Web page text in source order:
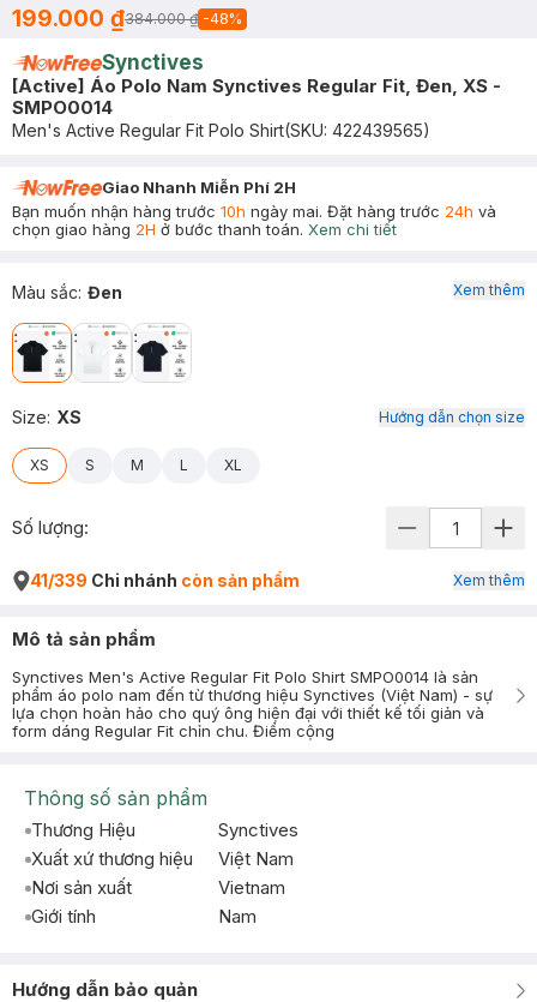
199.000 ₫384.000 ₫ -48%
Synctives
[Active] Áo Polo Nam Synctives Regular Fit, Đen, XS -
SMPO0014
Men's Active Regular Fit Polo Shirt(SKU: 422439565)
Giao Nhanh Miễn Phí 2H
Bạn muốn nhận hàng trước 10h ngày mai. Đặt hàng trước 24h và
chọn giao hàng 2H ở bước thanh toán. Xem chi tiết
Màu sắc: Đen
Size: XS Hướng dẫn chọn size
XS S M L XL
Xem thêm
Số lượng:
41/339 Chi nhánh còn sản phẩm Xem thêm
Mô tả sản phẩm
Synctives Men's Active Regular Fit Polo Shirt SMPO0014 là sản
phẩm áo polo nam đến từ thương hiệu Synctives (Việt Nam) - sự
lựa chọn hoàn hảo cho quý ông hiện đại với thiết kế tối giản và
form dáng Regular Fit chỉn chu. Điểm cộng
Thông số sản phẩm
Thương Hiệu
Synctives
Xuất xứ thương hiệu
Việt Nam
Nơi sản xuất
Vietnam
Giới tính
Nam
Hướng dẫn bảo quản